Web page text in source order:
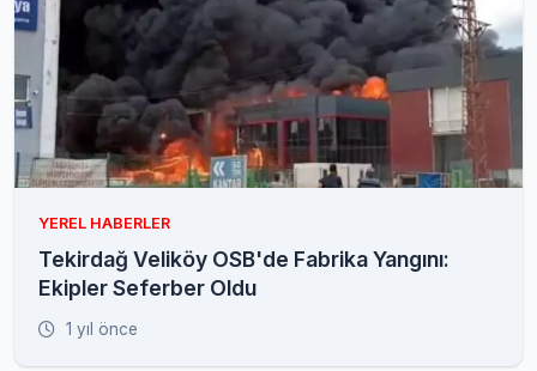
YEREL HABERLER
Tekirdağ Veliköy OSB'de Fabrika Yangını:
Ekipler Seferber Oldu
1 yıl önce